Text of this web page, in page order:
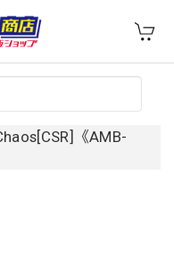
《AMB-